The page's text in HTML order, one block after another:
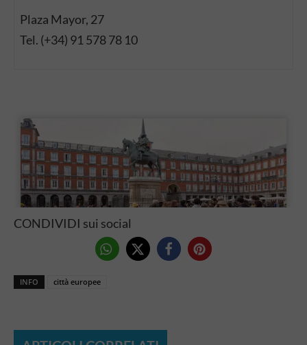
Plaza Mayor, 27
Tel. (+34) 91 578 78 10
CONDIVIDI sui social
INFO città europee